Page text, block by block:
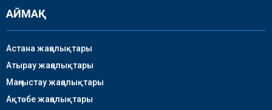
АЙМАҚ
Астана жаңалықтары
Атырау жаңалықтары
Маңғыстау жаңалықтары
Ақтөбе жаңалықтары